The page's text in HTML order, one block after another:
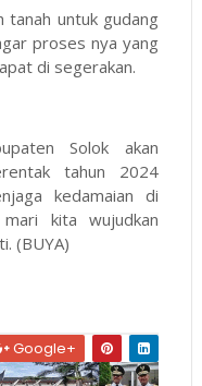
tanah untuk gudang
proses nya yang
di segerakan.
Solok akan
tahun 2024
kedamaian di
kita wujudkan
(BUYA)
Google+